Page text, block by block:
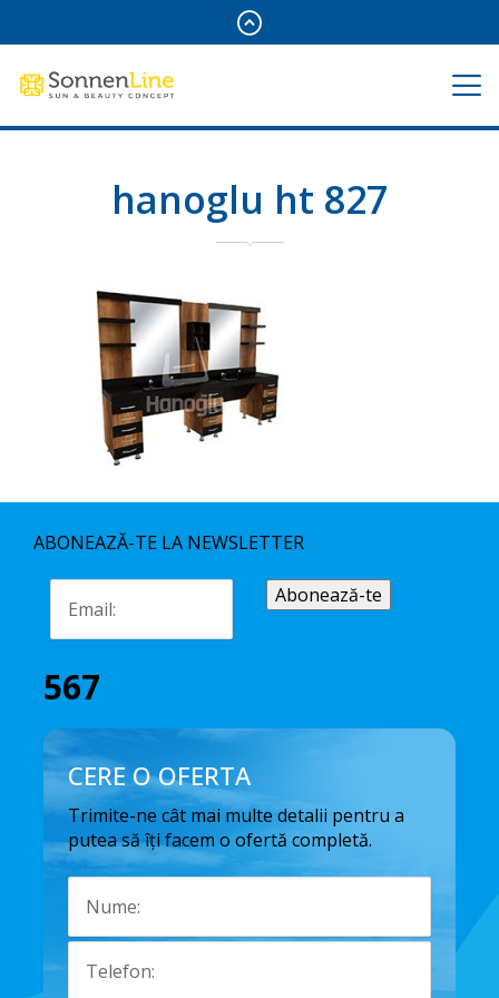
hanoglu ht 827
ABONEAZĂ-TE LA NEWSLETTER
567
CERE O OFERTA
Trimite-ne cât mai multe detalii pentru a
putea să îți facem o ofertă completă.